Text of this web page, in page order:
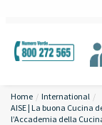
Home
International
AISE | La buona Cucina
l’Accademia della